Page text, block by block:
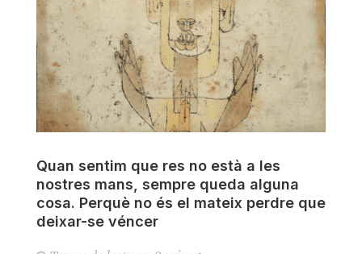
Quan sentim que res no està a les
nostres mans, sempre queda alguna
cosa. Perquè no és el mateix perdre que
deixar-se véncer